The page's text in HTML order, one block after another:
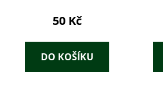
50 Kč
DO KOŠÍKU